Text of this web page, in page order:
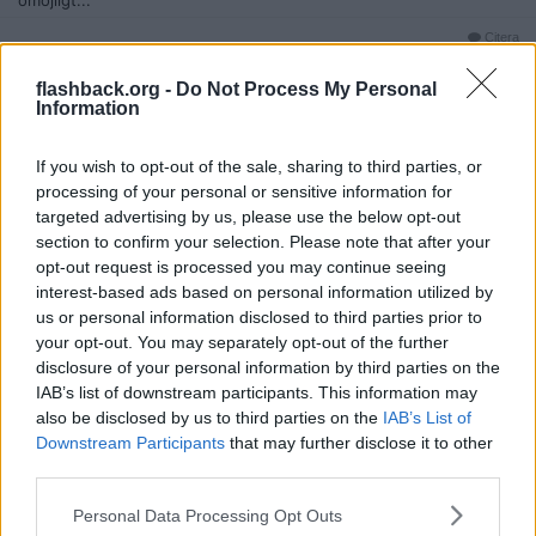
flashback.org - Do Not Process My Personal
Information
If you wish to opt-out of the sale, sharing to third parties, or
processing of your personal or sensitive information for
targeted advertising by us, please use the below opt-out
section to confirm your selection. Please note that after your
opt-out request is processed you may continue seeing
interest-based ads based on personal information utilized by
us or personal information disclosed to third parties prior to
your opt-out. You may separately opt-out of the further
disclosure of your personal information by third parties on the
IAB’s list of downstream participants. This information may
also be disclosed by us to third parties on the IAB’s List of
Downstream Participants that may further disclose it to other
Personal Data Processing Opt Outs
Citera
Kokacola
Reg: Mar 2020
Citat:
Ursprungligen postat avCarrock
Kommer bli många nej från NHL. Hallam har bränt många
broar.
Om vi kollar på tabellen just nu och vilka lag med svenska
spelare som i så fall missar slutspelet så ser det ut så här:
Edmonton
San Jose
Toronto
New Jersey
Nashville
L.A
New York Rangers
bland annat.
Dessa lag har följande spelare
[ Visa mer ]